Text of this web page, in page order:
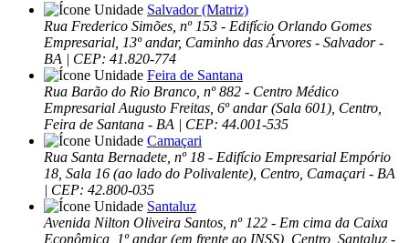
Salvador (Matriz)
Rua Frederico Simões, nº 153 - Edifício Orlando Gomes
Empresarial, 13º andar, Caminho das Árvores - Salvador -
BA | CEP: 41.820-774
Feira de Santana
Rua Barão do Rio Branco, nº 882 - Centro Médico
Empresarial Augusto Freitas, 6º andar (Sala 601), Centro,
Feira de Santana - BA | CEP: 44.001-535
Camaçari
Rua Santa Bernadete, nº 18 - Edifício Empresarial Empório
18, Sala 16 (ao lado do Polivalente), Centro, Camaçari - BA
| CEP: 42.800-035
Santaluz
Avenida Nilton Oliveira Santos, nº 122 - Em cima da Caixa
Econômica, 1º andar (em frente ao INSS), Centro, Santaluz -